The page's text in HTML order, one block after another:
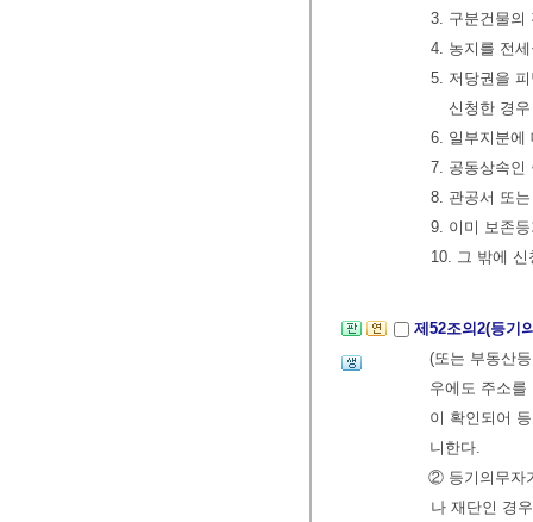
3. 구분건물의
4. 농지를 전
5. 저당권을
신청한 경우
6. 일부지분에
7. 공동상속인
8. 관공서 또
9. 이미 보존
10. 그 밖에
제52조의2(등기
(또는 부동산
우에도 주소
이 확인되어
니한다.
② 등기의무자
나 재단인 경